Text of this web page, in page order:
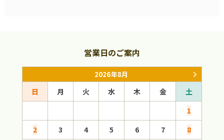
営業日のご案内
2026年8月
日 月 火 水 木 金
土
1
2
3 4 5 6 7
8